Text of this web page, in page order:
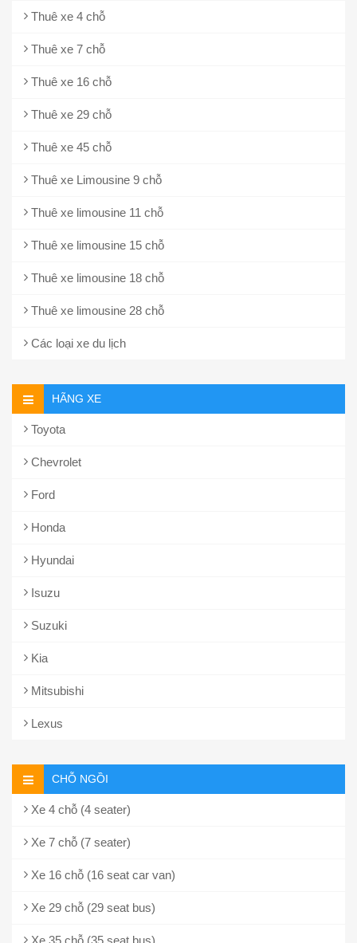
Thuê xe 4 chỗ
Thuê xe 7 chỗ
Thuê xe 16 chỗ
Thuê xe 29 chỗ
Thuê xe 45 chỗ
Thuê xe Limousine 9 chỗ
Thuê xe limousine 11 chỗ
Thuê xe limousine 15 chỗ
Thuê xe limousine 18 chỗ
Thuê xe limousine 28 chỗ
Các loại xe du lịch
HÃNG XE
Toyota
Chevrolet
Ford
Honda
Hyundai
Isuzu
Suzuki
Kia
Mitsubishi
Lexus
CHỖ NGỒI
Xe 4 chỗ (4 seater)
Xe 7 chỗ (7 seater)
Xe 16 chỗ (16 seat car van)
Xe 29 chỗ (29 seat bus)
Xe 35 chỗ (35 seat bus)